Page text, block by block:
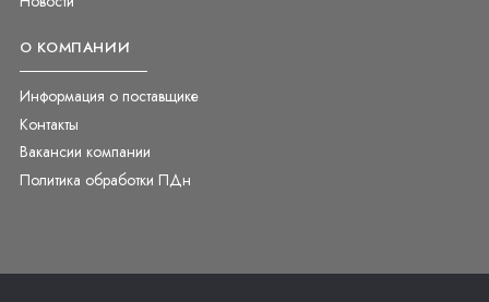
О КОМПАНИИ
Информация о поставщике
Контакты
Вакансии компании
Политика обработки ПДн